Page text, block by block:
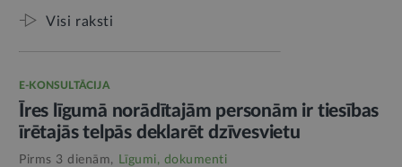
Visi raksti
E-KONSULTĀCIJA
Īres līgumā norādītajām personām ir tiesības
īrētajās telpās deklarēt dzīvesvietu
Pirms 3 dienām, Līgumi, dokumenti